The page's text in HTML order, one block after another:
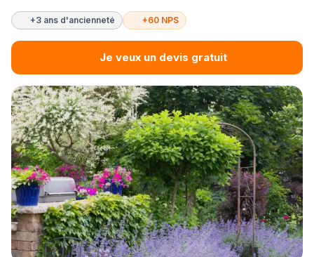
+3 ans d'ancienneté +60 NPS
Je veux un devis gratuit